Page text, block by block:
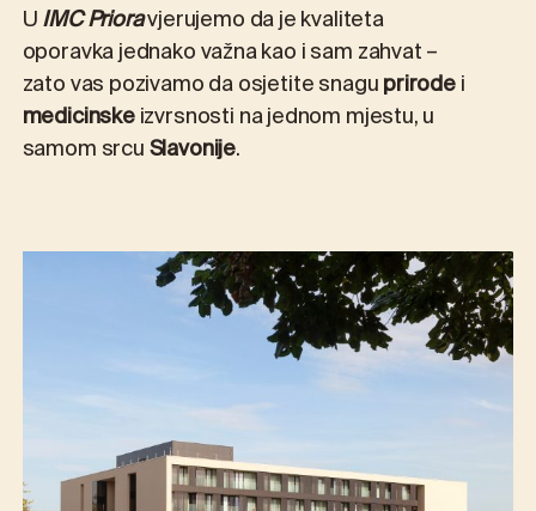
UIMC Prioravjerujemo da je kvaliteta
oporavka jednako važna kao i sam zahvat –
zato vas pozivamo da osjetite snaguprirodei
medicinskeizvrsnosti na jednom mjestu, u
samom srcuSlavonije.